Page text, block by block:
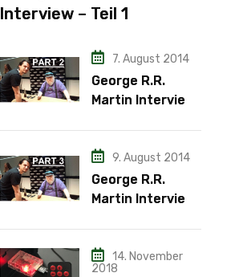
Interview – Teil 1
7. August 2014
George R.R.
Martin Interview
9. August 2014
George R.R.
Martin Interview
14. November
2018